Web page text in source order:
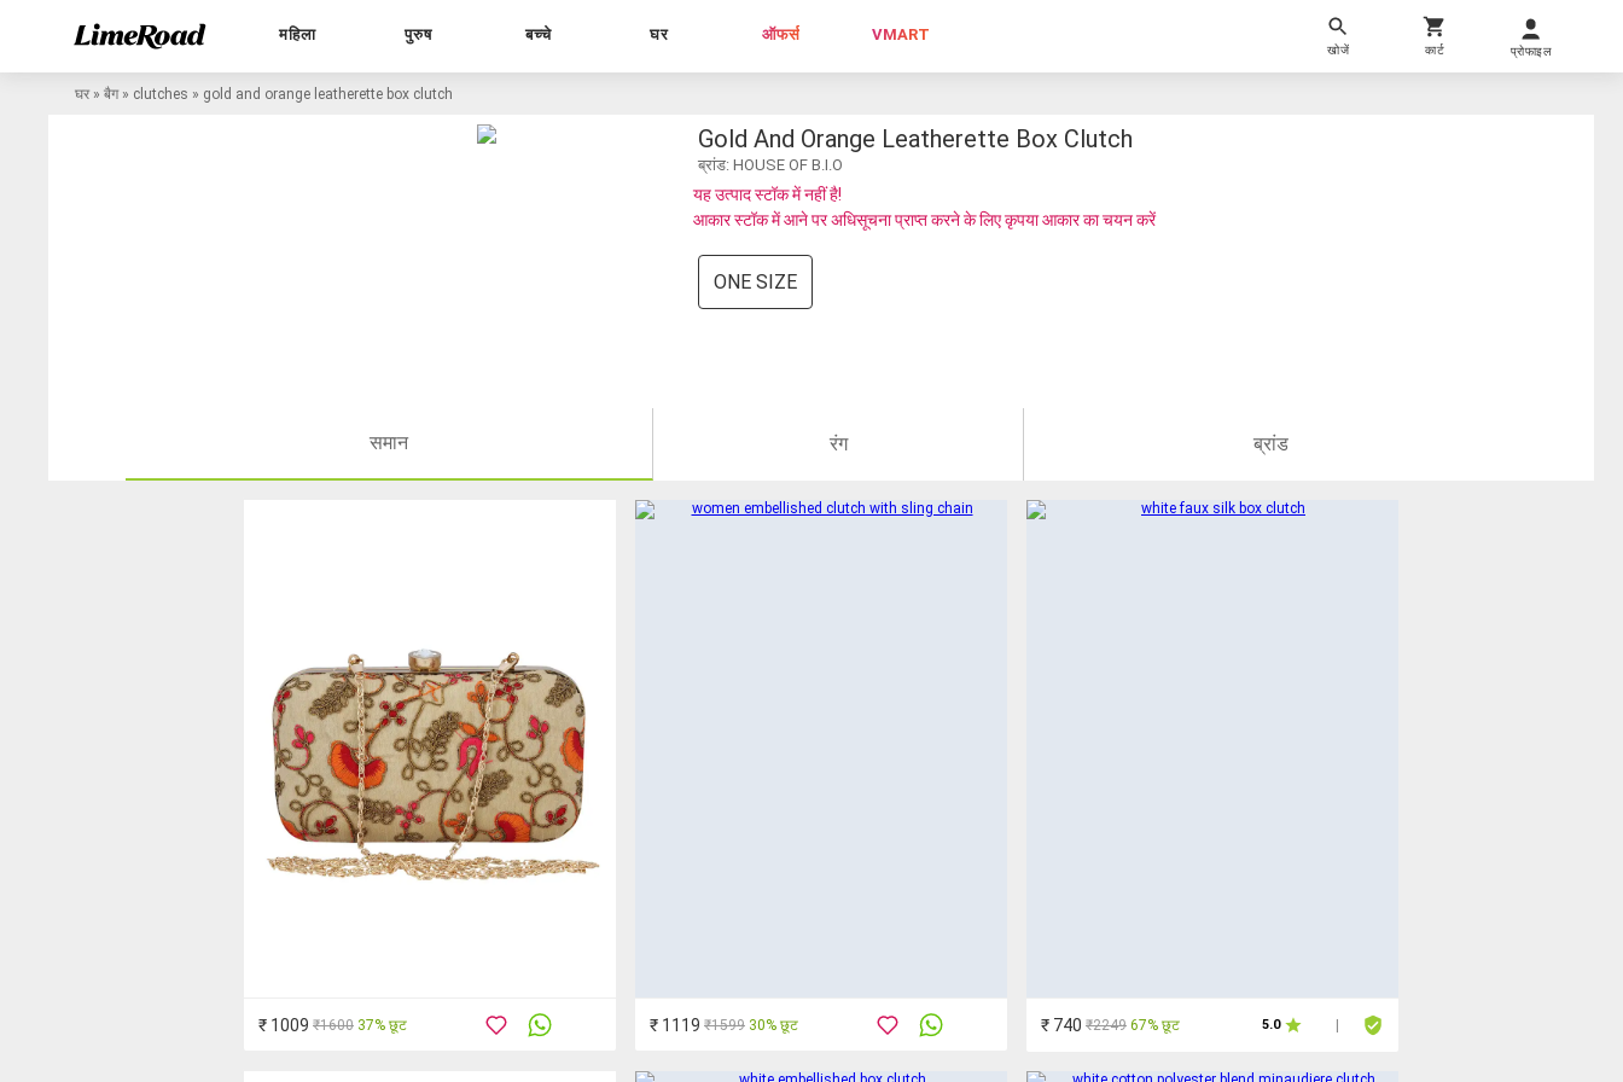
महिला पुरुष बच्चे घर ऑफर्स VMART
खोजें कार्ट प्रोफाइल
घर » बैग » clutches » gold and orange leatherette box clutch
Gold And Orange Leatherette Box Clutch
ब्रांड: HOUSE OF B.I.O
यह उत्पाद स्टॉक में नहीं है!
आकार स्टॉक में आने पर अधिसूचना प्राप्त करने के लिए कृपया आकार का चयन करें
ONE SIZE
समान रंग ब्रांड
₹ 1009 ₹1600 37% छूट ₹ 1119 ₹1599 30% छूट ₹ 740 ₹2249 67% छूट 5.0